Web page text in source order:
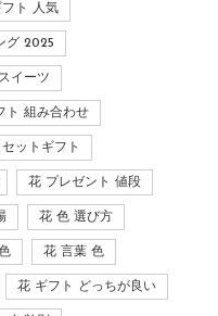
ト 人気
グ 2025
イーツ
ト 組み合わせ
ットギフト
花 プレゼント 値段
花 色 選び方
花 言葉 色
花 ギフト どっちが良い